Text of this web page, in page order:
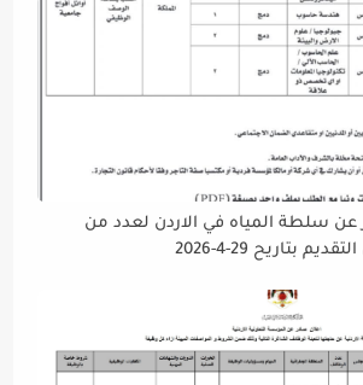
أمام الجميع لاستكمال إجراءات التقديم.
عن سلطة المياه في الاردن لعدد من
بتاريح 29-4-2026